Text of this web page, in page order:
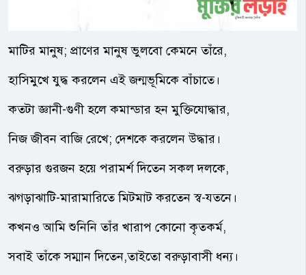
মাটির মানুষ; প্রাণের মানুষ ভুলবো কেমনে তাঁরে,
হাসিমুখে যুদ্ধ করলেন এই জন্মভূমিকে বাঁচাতে।
কতটা জ্ঞানী-গুণী হলে কমান্ডার হন মুক্তিযোদ্ধার,
নিজ জীবন বাজি রেখে; দেশকে করলেন উদ্ধার।
বরুড়ার গুরজন হয়ে পরামর্শ দিতেন সকল দলকে,
ঝগড়াঝাটি-মারামারিতে মিটমাট করতেন স্ব-যতনে।
কখনও আমি শুনিনি তাঁর খারাপ কোনো কৃতকর্ম,
সবাই তাঁকে সম্মান দিতেন,তাইতো বরুড়াবাসী ধন্য।